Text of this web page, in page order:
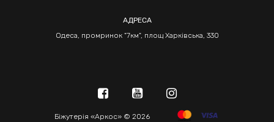
АДРЕСА
Одеса, промринок "7км", площ Харківська, 330
Біжутерія «Аркос» © 2026